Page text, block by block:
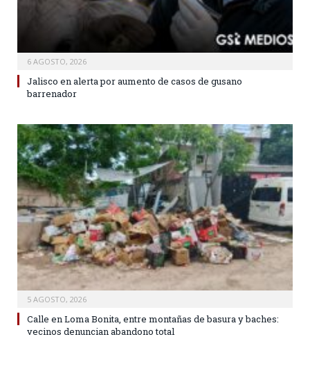
6 AGOSTO, 2026
Jalisco en alerta por aumento de casos de gusano
barrenador
5 AGOSTO, 2026
Calle en Loma Bonita, entre montañas de basura y baches:
vecinos denuncian abandono total